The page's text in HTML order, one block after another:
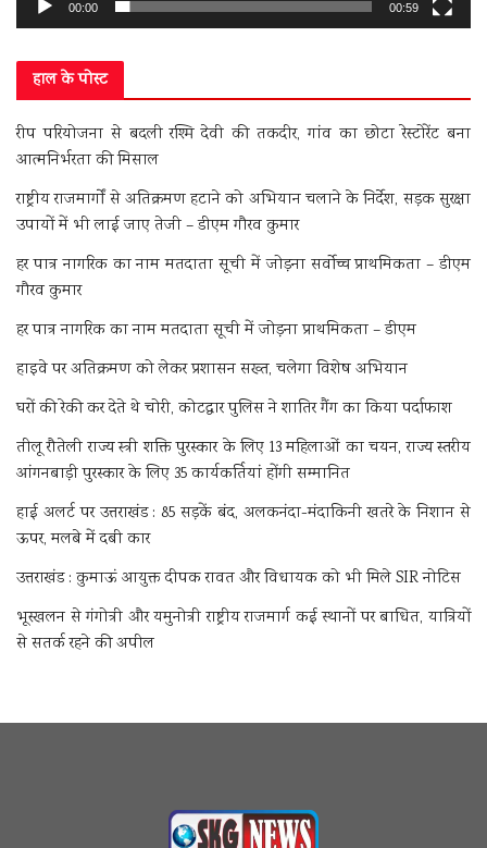
00:00 00:59
हाल के पोस्ट
रीप परियोजना से बदली रश्मि देवी की तकदीर, गांव का छोटा रेस्टोरेंट बना
आत्मनिर्भरता की मिसाल
राष्ट्रीय राजमार्गों से अतिक्रमण हटाने को अभियान चलाने के निर्देश, सड़क सुरक्षा
उपायों में भी लाई जाए तेजी – डीएम गौरव कुमार
हर पात्र नागरिक का नाम मतदाता सूची में जोड़ना सर्वोच्च प्राथमिकता – डीएम
गौरव कुमार
हर पात्र नागरिक का नाम मतदाता सूची में जोड़ना प्राथमिकता – डीएम
हाइवे पर अतिक्रमण को लेकर प्रशासन सख्त, चलेगा विशेष अभियान
घरों की रेकी कर देते थे चोरी, कोटद्वार पुलिस ने शातिर गैंग का किया पर्दाफाश
तीलू रौतेली राज्य स्त्री शक्ति पुरस्कार के लिए 13 महिलाओं का चयन, राज्य स्तरीय
आंगनबाड़ी पुरस्कार के लिए 35 कार्यकर्तियां होंगी सम्मानित
हाई अलर्ट पर उत्तराखंड : 85 सड़कें बंद, अलकनंदा-मंदाकिनी खतरे के निशान से
ऊपर, मलबे में दबी कार
उत्तराखंड : कुमाऊं आयुक्त दीपक रावत और विधायक को भी मिले SIR नोटिस
भूस्खलन से गंगोत्री और यमुनोत्री राष्ट्रीय राजमार्ग कई स्थानों पर बाधित, यात्रियों
से सतर्क रहने की अपील